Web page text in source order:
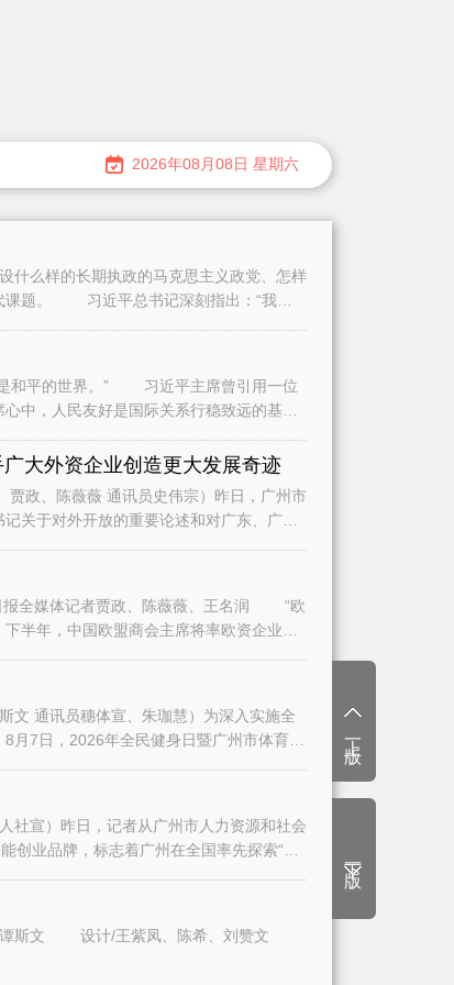
2026年08月08日 星期六
样的长期执政的马克思主义政党、怎样
课题。 习近平总书记深刻指出：“我们
和平的世界。” 习近平主席曾引用一位
中，人民友好是国际关系行稳致远的基
大外资企业创造更大发展奇迹
政、陈薇薇 通讯员史伟宗）昨日，广州市
关于对外开放的重要论述和对广东、广州
体记者贾政、陈薇薇、王名润 “欧
半年，中国欧盟商会主席将率欧资企业代
通讯员穗体宣、朱珈慧）为深入实施全
月7日，2026年全民健身日暨广州市体育
宣）昨日，记者从广州市人力资源和社会
创业品牌，标志着广州在全国率先探索“技